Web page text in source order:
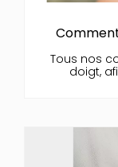
Tous nos
doigt,